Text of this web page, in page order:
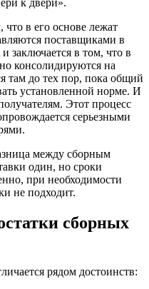
в его основе лежат
поставщиками в
заключается в том, что в
консолидируются на
там до тех пор, пока общий
установленной норме. И
Этот процесс
серьезными
между сборным
один, но сроки
при необходимости
не подходит.
сборных
рядом достоинств: